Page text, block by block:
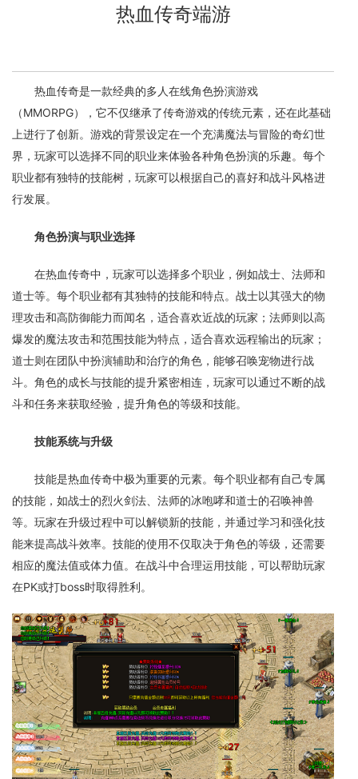
热血传奇端游
热血传奇是一款经典的多人在线角色扮演游戏
（MMORPG），它不仅继承了传奇游戏的传统元素，还在此基础
上进行了创新。游戏的背景设定在一个充满魔法与冒险的奇幻世
界，玩家可以选择不同的职业来体验各种角色扮演的乐趣。每个
职业都有独特的技能树，玩家可以根据自己的喜好和战斗风格进
行发展。
角色扮演与职业选择
在热血传奇中，玩家可以选择多个职业，例如战士、法师和
道士等。每个职业都有其独特的技能和特点。战士以其强大的物
理攻击和高防御能力而闻名，适合喜欢近战的玩家；法师则以高
爆发的魔法攻击和范围技能为特点，适合喜欢远程输出的玩家；
道士则在团队中扮演辅助和治疗的角色，能够召唤宠物进行战
斗。角色的成长与技能的提升紧密相连，玩家可以通过不断的战
斗和任务来获取经验，提升角色的等级和技能。
技能系统与升级
技能是热血传奇中极为重要的元素。每个职业都有自己专属
的技能，如战士的烈火剑法、法师的冰咆哮和道士的召唤神兽
等。玩家在升级过程中可以解锁新的技能，并通过学习和强化技
能来提高战斗效率。技能的使用不仅取决于角色的等级，还需要
相应的魔法值或体力值。在战斗中合理运用技能，可以帮助玩家
在PK或打boss时取得胜利。